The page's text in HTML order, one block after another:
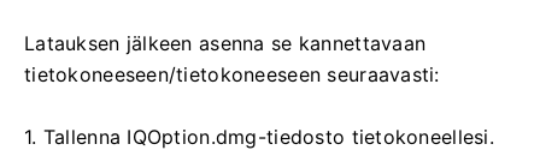
Latauksen jälkeen asenna se kannettavaan
tietokoneeseen/tietokoneeseen seuraavasti:
1. Tallenna IQOption.dmg-tiedosto tietokoneellesi.